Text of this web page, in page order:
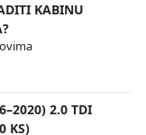
KABINU
2.0 TDI
KS)